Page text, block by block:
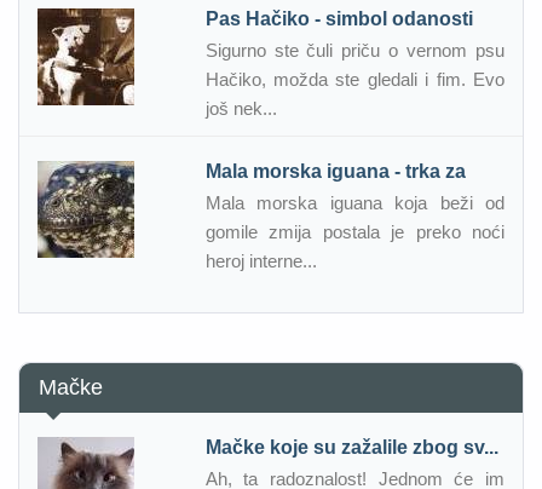
Pas Hačiko - simbol odanosti
Sigurno ste čuli priču o vernom psu
Hačiko, možda ste gledali i fim. Evo
još nek...
Mala morska iguana - trka za
Mala morska iguana koja beži od
gomile zmija postala je preko noći
heroj interne...
Mačke
Mačke koje su zažalile zbog sv...
Ah, ta radoznalost! Jednom će im